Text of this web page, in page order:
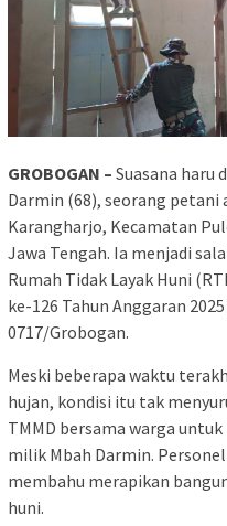
GROBOGAN – Suasana haru
Darmin (68), seorang petani
Karangharjo, Kecamatan
Jawa Tengah. Ia menjadi
Rumah Tidak Layak Huni
ke-126 Tahun Anggaran
0717/Grobogan.
Meski beberapa waktu
hujan, kondisi itu tak
TMMD bersama warga
milik Mbah Darmin.
membahu merapikan
huni.